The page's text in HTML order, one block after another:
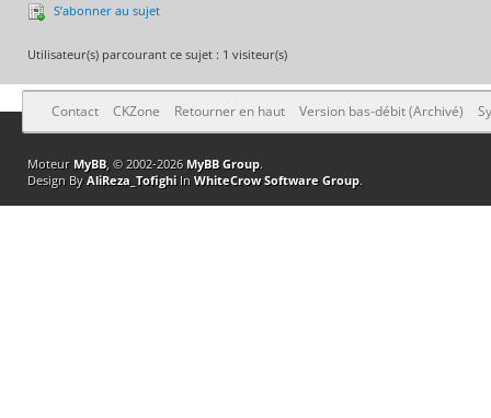
S’abonner au sujet
Utilisateur(s) parcourant ce sujet : 1 visiteur(s)
Contact CKZone Retourner en haut Version bas-débit (Archivé)
Moteur MyBB, © 2002-2026 MyBB Group.
Design By AliReza_TofighiIn WhiteCrow Software Group.